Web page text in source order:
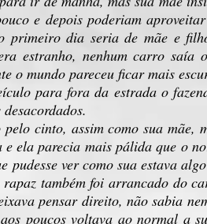
e depois poderiam
dia seria de mãe e
estranho, nenhum carro saía
o mundo pareceu ficar mais
para fora da estrada o
cinto, assim como sua mãe,
ela parecia mais pálida que o
ver como sua estava
também foi arrancado do
pensar direito, não sabia
poucos voltava ao normal a